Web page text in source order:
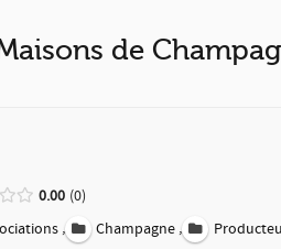
de
0.00 0
, Champagne ,